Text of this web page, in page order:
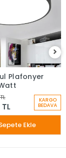
Plafonyer
KARGO
BEDAVA
Ekle